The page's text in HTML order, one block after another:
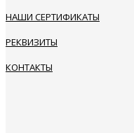
НАШИ СЕРТИФИКАТЫ
РЕКВИЗИТЫ
КОНТАКТЫ